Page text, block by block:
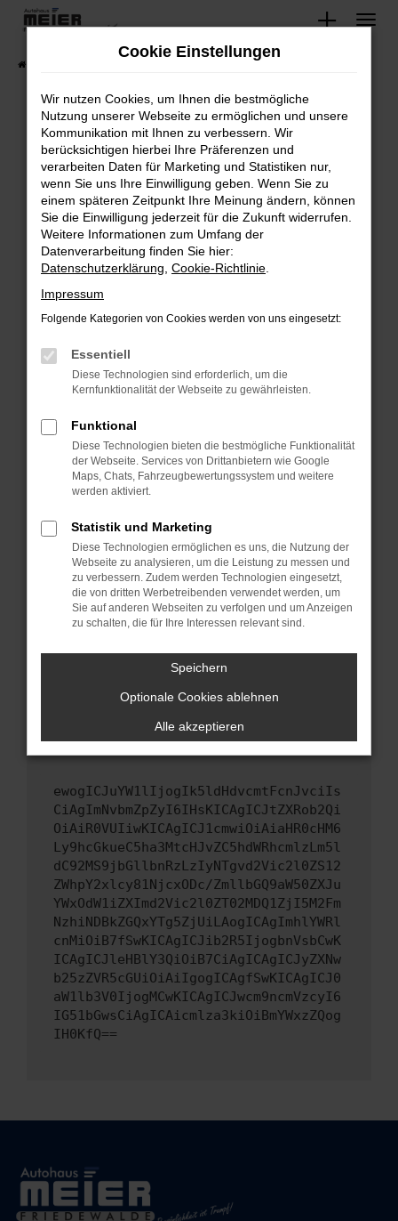
Zum
springen
Lagerfahrzeuge
Fehler: Network Error
Beim Laden ist ein Fehler aufgetreten.
Hier sind ein paar Tipps, die dir helfen können:
Überprüfe deine Firewall und deine
Internetverbindung.
Laden andere Webseiten, zum Beispiel deine
Suchmaschine?
Prüfe deine Browsererweiterungen.
können das Laden bestimmter Seiten
verhindern. Funktioniert die Seite in einem
anderen Browser oder in einem privaten
Starte dein Gerät neu.
Das kann manchmal helfen, vorübergehende
Probleme zu beheben.
Betriebssystem auf dem neuesten Stand
sind.
Veraltete Software birgt nicht nur ein
Sicherheitsrisiko, sondern kann auch dazu
führen, dass bestimmte Funktionen nicht mehr
unterstützt werden.
Wende dich an den Webseitenbetreiber.
Wenn du alle oben genannten Schritte versucht
hast, kontaktiere uns bitte. Wir werden
versuchen, das Problem zu beheben. Du kannst
uns diesen Text schicken, um uns bei der
ewogICJuYW1lIjogIk5ldHdvcmtFcnJvciIs
CiAgImNvbmZpZyI6IHsKICAgICJtZXRob2Qi
OiAiR0VUIiwKICAgICJ1cmwiOiAiaHR0cHM6
Ly9hcGkueC5ha3MtcHJvZC5hdWRhcmlzLm5l
dC92MS9jbGllbnRzLzIyNTgvd2Vic2l0ZS12
ZWhpY2xlcy81NjcxODc/ZmllbGQ9aW50ZXJu
YWxOdW1iZXImd2Vic2l0ZT02MDQ1ZjI5M2Fm
NzhiNDBkZGQxYTg5ZjUiLAogICAgImhlYWRl
cnMiOiB7fSwKICAgICJib2R5IjogbnVsbCwK
ICAgICJleHBlY3QiOiB7CiAgICAgICJyZXNw
b25zZVR5cGUiOiAiIgogICAgfSwKICAgICJ0
aW1lb3V0IjogMCwKICAgICJwcm9ncmVzcyI6
IG51bGwsCiAgICAicmlza3kiOiBmYWxzZQog
IH0KfQ==
Cookie Einstellungen
Wir nutzen Cookies, um Ihnen die bestmögliche
Nutzung unserer Webseite zu ermöglichen und unsere
Kommunikation mit Ihnen zu verbessern. Wir
berücksichtigen hierbei Ihre Präferenzen und
verarbeiten Daten für Marketing und Statistiken nur,
wenn Sie uns Ihre Einwilligung geben. Wenn Sie zu
einem späteren Zeitpunkt Ihre Meinung ändern, können
Sie die Einwilligung jederzeit für die Zukunft widerrufen.
Weitere Informationen zum Umfang der
Datenverarbeitung finden Sie hier:
Datenschutzerklärung Cookie-Richtlinie
Impressum
Folgende Kategorien von Cookies werden von uns eingesetzt:
Essentiell
Diese Technologien sind erforderlich, um die
Kernfunktionalität der Webseite zu gewährleisten.
Funktional
Diese Technologien bieten die bestmögliche Funktionalität
der Webseite. Services von Drittanbietern wie Google
Maps, Chats, Fahrzeugbewertungssystem und weitere
werden aktiviert.
Statistik und Marketing
Diese Technologien ermöglichen es uns, die Nutzung der
Webseite zu analysieren, um die Leistung zu messen und
zu verbessern. Zudem werden Technologien eingesetzt,
die von dritten Werbetreibenden verwendet werden, um
Sie auf anderen Webseiten zu verfolgen und um Anzeigen
zu schalten, die für Ihre Interessen relevant sind.
Speichern
Optionale Cookies ablehnen
Alle akzeptieren